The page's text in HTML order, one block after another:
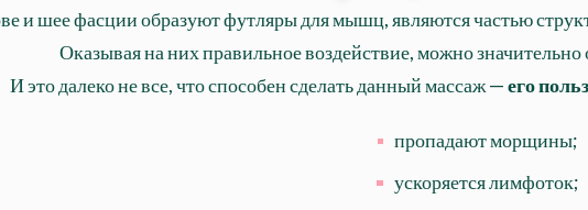
и шее фасции образуют футляры для мышц, являются частью
Оказывая на них правильное воздействие, можно
И это далеко не все, что способен сделать данный массаж —его
пропадают морщины;
ускоряется лимфоток;